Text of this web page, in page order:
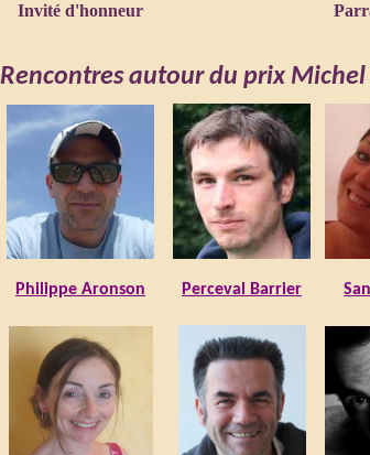
Invité d'honneur
Rencontres autour du prix
Philippe Aronson Perceval Barrier